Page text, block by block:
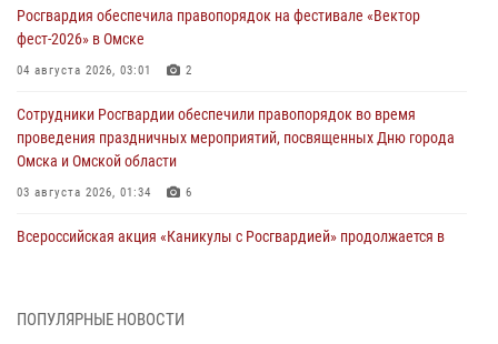
Росгвардия обеспечила правопорядок на фестивале «Вектор
фест-2026» в Омске
04 августа 2026, 03:01 2
Сотрудники Росгвардии обеспечили правопорядок во время
проведения праздничных мероприятий, посвященных Дню города
Омска и Омской области
03 августа 2026, 01:34 6
Всероссийская акция «Каникулы с Росгвардией» продолжается в
ПОПУЛЯРНЫЕ НОВОСТИ